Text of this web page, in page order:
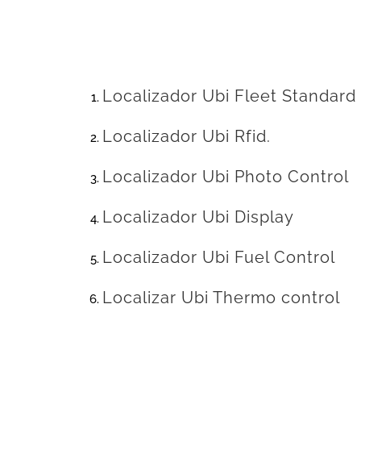
Localizador Ubi Fleet Standard
Localizador Ubi Rfid.
Localizador Ubi Photo Control
Localizador Ubi Display
Localizador Ubi Fuel Control
Localizar Ubi Thermo control